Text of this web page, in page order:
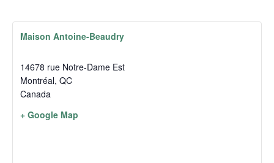
Maison Antoine-Beaudry
14678 rue Notre-Dame Est
Montréal, QC
Canada
+ Google Map